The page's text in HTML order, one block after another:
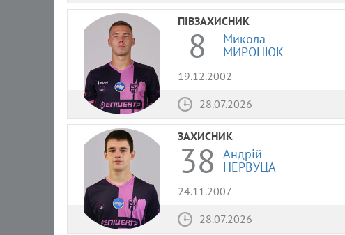
ПІВЗАХИСНИК
8
Микола
МИРОНЮК
19.12.2002
28.07.2026
ЗАХИСНИК
38
Андрій
НЕРВУЦА
24.11.2007
28.07.2026